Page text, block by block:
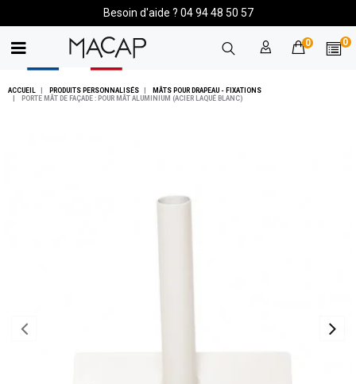
Besoin d'aide ? 04 94 48 50 57
0 0
ACCUEIL PRODUITS PERSONNALISÉS
MÂTS POUR DRAPEAU - FIXATIONS
PORTE MÂT DE FAÇADE : POUR MÂT ALUMINIUM (ACIER LAQUÉ BLANC)